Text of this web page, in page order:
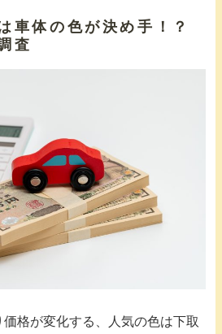
車体の色が決め手！？
査
格が変化する、人気の色は下取